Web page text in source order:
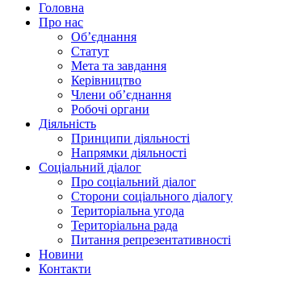
Головна
Про нас
Об’єднання
Статут
Мета та завдання
Керівництво
Члени об’єднання
Робочі органи
Діяльність
Принципи діяльності
Напрямки діяльності
Соціальний діалог
Про соціальний діалог
Сторони соціального діалогу
Територіальна угода
Територіальна рада
Питання репрезентативності
Новини
Контакти